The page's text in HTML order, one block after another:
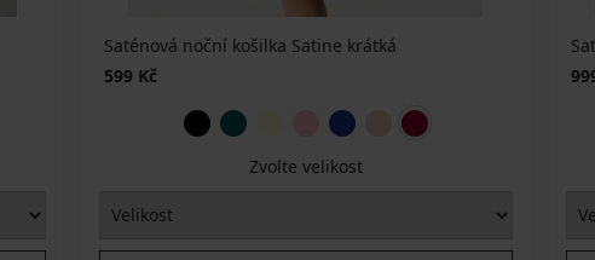
Saténová noční košilka Satine krátká
599 Kč
Zvolte velikost